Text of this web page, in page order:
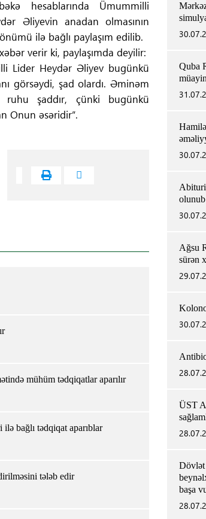
hesablarında Ümummilli
Əliyevin anadan olmasının
ilə bağlı paylaşım edilib.
verir ki, paylaşımda deyilir:
Lider Heydər Əliyev bugünkü
görsəydi, şad olardı. Əminəm
şaddır, çünki bugünkü
Onun əsəridir”.
mühüm tədqiqatlar aparılır
bağlı tədqiqat aparıblar
tələb edir
Quba
olunub
Ağsu
sürən
ÜST
Dövlət
başa